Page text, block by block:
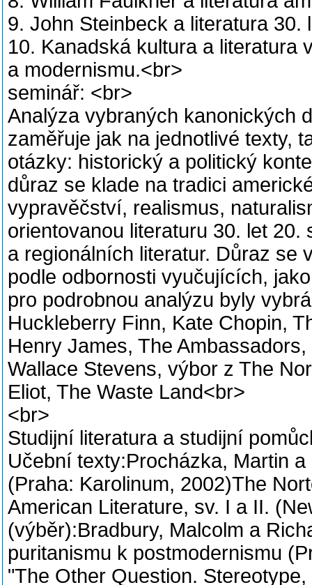
9. John Steinbeck a literatura 30.
10. Kanadská kultura a literatura
a modernismu.<br>
seminář: <br>
Analýza vybraných kanonických
zaměřuje jak na jednotlivé texty,
otázky: historický a politický
důraz se klade na tradici
vypravěčství, realismus,
orientovanou literaturu 30. let
a regionálních literatur. Důraz se
podle odbornosti vyučujících,
pro podrobnou analýzu byly
Huckleberry Finn, Kate Chopin,
Henry James, The
Wallace Stevens, výbor z The
Eliot, The Waste Land<br>
<br>
Studijní literatura a studijní
Učební texty:Procházka, Martin
(Praha: Karolinum, 2002)The
American Literature, sv. I a II.
(výběr):Bradbury, Malcolm a
puritanismu k postmodernismu
"The Other Question.